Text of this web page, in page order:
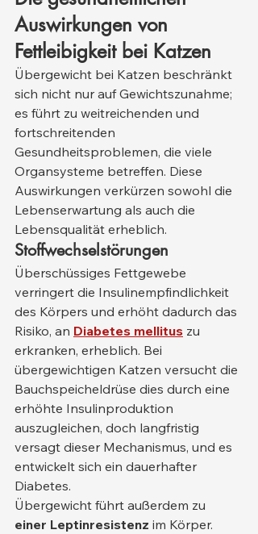
Auswirkungen von
Fettleibigkeit bei Katzen
Übergewicht bei Katzen beschränkt
sich nicht nur auf Gewichtszunahme;
es führt zu weitreichenden und
fortschreitenden
Gesundheitsproblemen, die viele
Organsysteme betreffen. Diese
Auswirkungen verkürzen sowohl die
Lebenserwartung als auch die
Lebensqualität erheblich.
Stoffwechselstörungen
Überschüssiges Fettgewebe
verringert die Insulinempfindlichkeit
des Körpers und erhöht dadurch das
Risiko, an Diabetes mellitus zu
erkranken, erheblich. Bei
übergewichtigen Katzen versucht die
Bauchspeicheldrüse dies durch eine
erhöhte Insulinproduktion
auszugleichen, doch langfristig
versagt dieser Mechanismus, und es
entwickelt sich ein dauerhafter
Diabetes.
Übergewicht führt außerdem zu
einer Leptinresistenz im Körper.